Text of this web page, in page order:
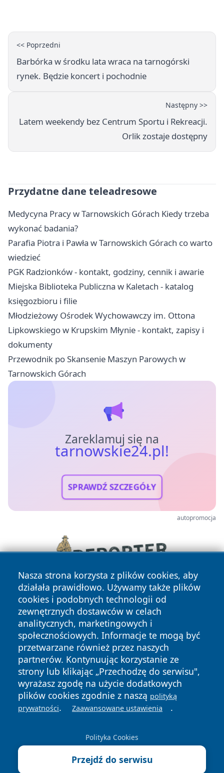
<< Poprzedni
Barbórka w środku lata wraca na tarnogórski
rynek. Będzie koncert i pochodnie
Następny >>
Latem weekendy bez Centrum Sportu i Rekreacji.
Orlik zostaje dostępny
Przydatne dane teleadresowe
Medycyna Pracy w Tarnowskich Górach Kiedy trzeba
wykonać badania?
Parafia Piotra i Pawła w Tarnowskich Górach co warto
wiedzieć
PGK Radzionków - kontakt, godziny, cennik i awarie
Miejska Biblioteka Publiczna w Kaletach - katalog
księgozbioru i filie
Młodzieżowy Ośrodek Wychowawczy im. Ottona
Lipkowskiego w Krupskim Młynie - kontakt, zapisy i
dokumenty
Przewodnik po Skansenie Maszyn Parowych w
Tarnowskich Górach
Zareklamuj się na
tarnowskie24.pl!
SPRAWDŹ SZCZEGÓŁY
autopromocja
Nasza strona korzysta z plików cookies, aby
działała prawidłowo. Używamy także plików
cookies i podobnych technologii od
zewnętrznych dostawców w celach
analitycznych, marketingowych i
społecznościowych. Informacje te mogą być
przetwarzane również przez naszych
partnerów. Kontynuując korzystanie ze
strony lub klikając „Przechodzę do serwisu",
wyrażasz zgodę na użycie dodatkowych
plików cookies zgodnie z naszą polityką
prywatności. Zaawansowane ustawienia .
Polityka Cookies
Przejdź do serwisu
Copyright © 2026 tarnowskie24.pl Wszystkie prawa
zastrzeżone.
News Autorzy
Polityka
Polityka